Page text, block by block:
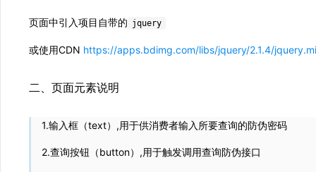
页面中引入项目自带的 jquery
或使用CDN https://apps.bdimg.com/libs/jquery/2.1.4/
二、页面元素说明
1.输入框（text）,用于供消费者输入所要查询的防伪密码
2.查询按钮（button）,用于触发调用查询防伪接口